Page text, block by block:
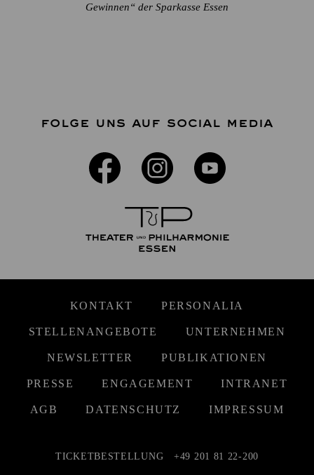
Gewinnen“ der Sparkasse Essen
FOLGE UNS AUF SOCIAL MEDIA
KONTAKT PERSONALIA
STELLENANGEBOTE UNTERNEHMEN
NEWSLETTER PUBLIKATIONEN
PRESSE ENGAGEMENT INTRANET
AGB DATENSCHUTZ IMPRESSUM
TICKETBESTELLUNG +49 201 81 22-200